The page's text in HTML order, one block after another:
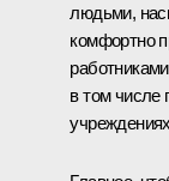
людьми,
комфортно
в том числе